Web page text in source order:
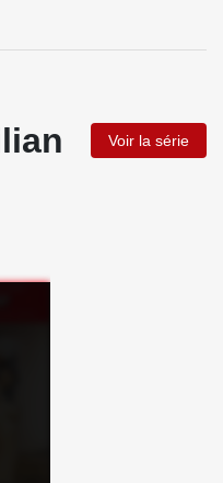
Voir la série